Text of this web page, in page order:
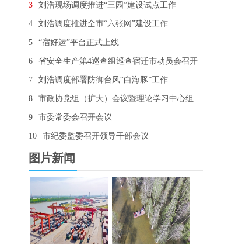
3 刘浩现场调度推进“三园”建设试点工作
4 刘浩调度推进全市“六张网”建设工作
5 “宿好运”平台正式上线
6 省安全生产第4巡查组巡查宿迁市动员会召开
7 刘浩调度部署防御台风“白海豚”工作
8 市政协党组（扩大）会议暨理论学习中心组学习会召开
9 市委常委会召开会议
10 市纪委监委召开领导干部会议
图片新闻